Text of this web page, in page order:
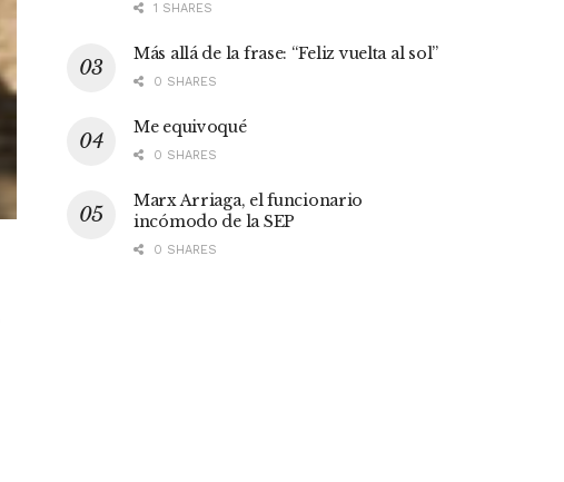
1 SHARES
Más allá de la frase: “Feliz vuelta al sol”
0 SHARES
Me equivoqué
0 SHARES
Marx Arriaga, el funcionario
incómodo de la SEP
0 SHARES